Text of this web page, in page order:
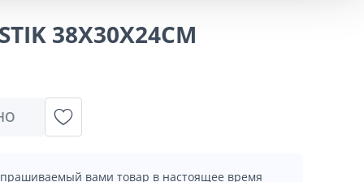
38X30X24CM
вами товар в настоящее время